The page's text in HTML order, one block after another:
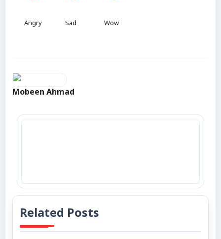
Angry Sad Wow
Mobeen Ahmad
Related Posts